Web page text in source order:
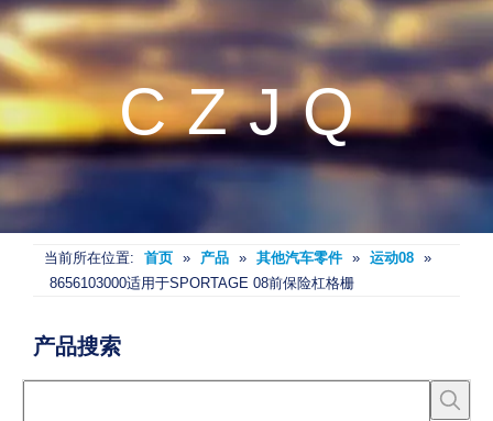
CZJQ
当前所在位置: 首页 » 产品 » 其他汽车零件 » 运动08 »
8656103000适用于SPORTAGE 08前保险杠格栅
产品搜索